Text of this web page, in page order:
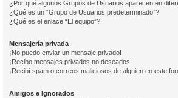
¿Por qué algunos Grupos de Usuarios aparecen en
¿Qué es un “Grupo de Usuarios predeterminado”?
¿Qué es el enlace “El equipo”?
Mensajería privada
¡No puedo enviar un mensaje privado!
¡Recibo mensajes privados no deseados!
¡Recibí spam o correos maliciosos de alguien en este
Amigos e Ignorados